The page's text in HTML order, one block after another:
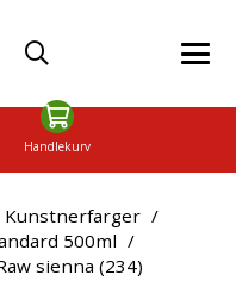
Handlekurv
Kunstnerfarger /
500ml /
sienna (234)